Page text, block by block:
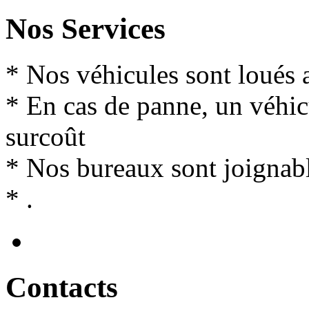
Nos Services
* Nos véhicules sont loués
* En cas de panne, un
surcoût
* Nos bureaux sont
* .
Contacts